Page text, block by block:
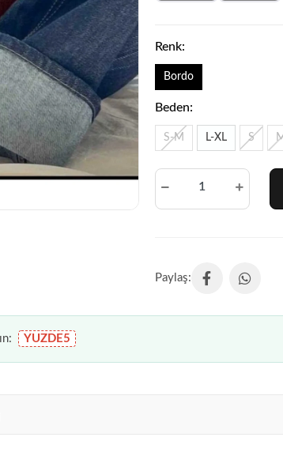
Renk:
Bordo
Beden:
S-M L-XL S
YUZDE5